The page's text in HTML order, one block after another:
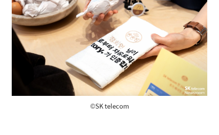
©SK telecom